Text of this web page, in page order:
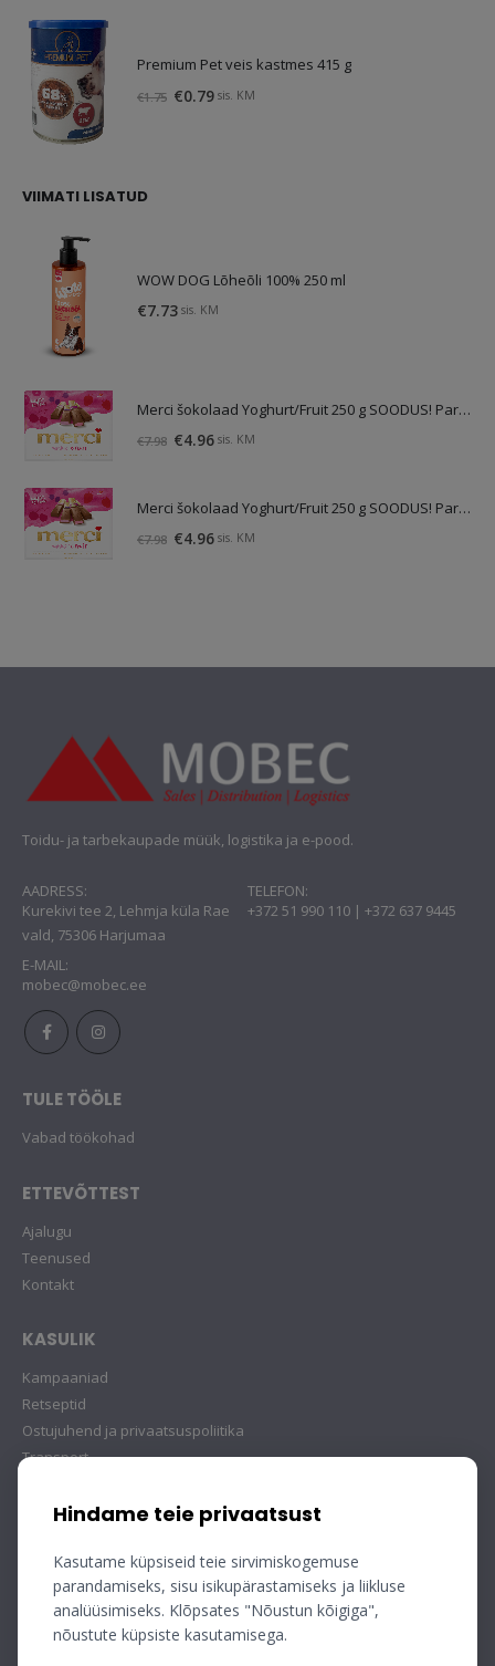
Premium Pet veis kastmes 415 g
€1.75 Original
€0.79Current
sis. KM
VIIMATI LISATUD
WOW DOG Lõheõli 100% 250 ml
€7.73 sis. KM
Merci šokolaad Yoghurt/Fruit 250 g SOODUS! Parim enne: 01.10.26
€7.98 Original
€7.98.
€4.96Current
€4.96.
sis. KM
Merci šokolaad Yoghurt/Fruit 250 g SOODUS! Parim enne: 01.10.26
€7.98 Original
€4.96Current
sis. KM
Toidu- ja tarbekaupade müük, logistika ja e-pood.
AADRESS:
Kurekivi tee 2, Lehmja küla Rae
vald, 75306 Harjumaa
TELEFON:
+372 51 990 110 | +372 637 9445
E-MAIL:
mobec@mobec.ee
TULE TÖÖLE
Vabad töökohad
ETTEVÕTTEST
Ajalugu
Teenused
Kontakt
KASULIK
Kampaaniad
Retseptid
Ostujuhend ja privaatsuspoliitika
Transport
Hindame teie privaatsust
Kasutame küpsiseid teie sirvimiskogemuse
parandamiseks, sisu isikupärastamiseks ja liikluse
analüüsimiseks. Klõpsates "Nõustun kõigiga",
nõustute küpsiste kasutamisega.